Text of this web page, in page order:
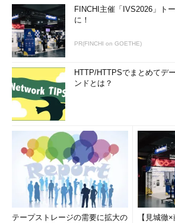
合、ラベルを入力する必要はありません（
コマンド実行例
xfsdump -f 作成先 対象
（対象をバックアップする）
xfsdump -f /backup/data.dump /data
（/dataディレクトリを「/backup/
プする）（ 画面1
xfsdump -f /backup/sda1.dump /dev/
（/dev/sda1を「/backup/sda1.dump」に
FINCHI主催「IVS2026」ト
に！
PR(FINCHI on GOETHE)
HTTP/HTTPSでまとめてデ
ンドとは？
テープストレージの需要に拡大の
【見城徹